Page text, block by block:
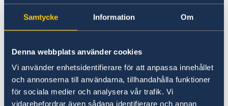
Samtycke Information Om
Denna webbplats använder cookies
Vi använder enhetsidentifierare för att anpassa innehållet
och annonserna till användarna, tillhandahålla funktioner
för sociala medier och analysera vår trafik. Vi
vidarebefordrar även sådana identifierare och annan
Om du är folkbokförd utomlands kommer
röstmaterial för att brevrösta skickas till din
folkbokföringsadress. Du kan även beställa
brevröstningsmaterial via
www.valmyndigheten.se.
Det går att hämta brevröstningsmaterial på